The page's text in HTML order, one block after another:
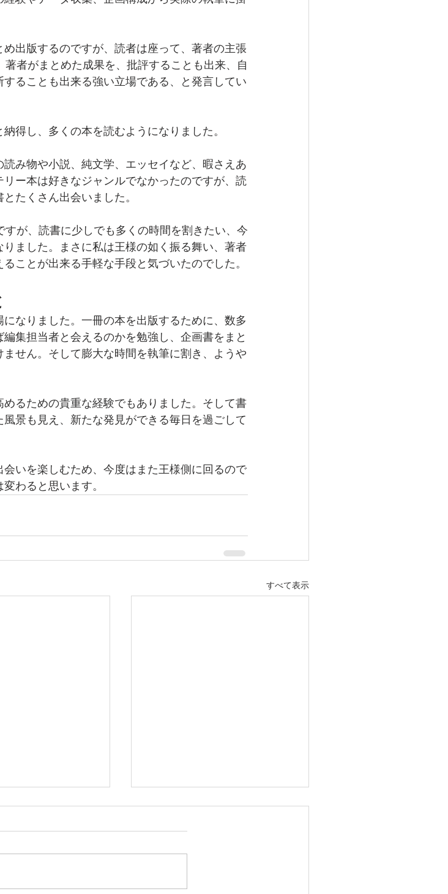
出版するのですが、読者は座って、著者の主張
者がまとめた成果を、批評することも出来、自
ることも出来る強い立場である、と発言してい
得し、多くの本を読むようになりました。
み物や小説、純文学、エッセイなど、暇さえあ
ー本は好きなジャンルでなかったのですが、読
たくさん出会いました。
が、読書に少しでも多くの時間を割きたい、今
ました。まさに私は王様の如く振る舞い、著者
ことが出来る手軽な手段と気づいたのでした。
なりました。一冊の本を出版するために、数多
集担当者と会えるのかを勉強し、企画書をまと
せん。そして膨大な時間を執筆に割き、ようや
るための貴重な経験でもありました。そして書
景も見え、新たな発見ができる毎日を過ごして
いを楽しむため、今度はまた王様側に回るので
わると思います。
すべて表示